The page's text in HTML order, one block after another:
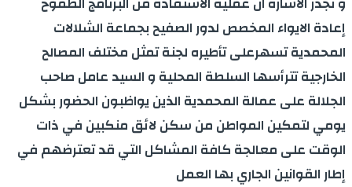
إعادة الايواء المخصص لدور الصفيح بجماعة الشلالات
المحمدية تسهرعلى تأطيره لجنة تمثل مختلف المصالح
الخارجية تترأسها السلطة المحلية و السيد عامل صاحب
الجلالة على عمالة المحمدية الذين يواظبون الحضور بشكل
يومي لتمكين المواطن من سكن لائق منكبين في ذات
الوقت على معالجة كافة المشاكل التي قد تعترضهم في
إطار القوانين الجاري بها العمل